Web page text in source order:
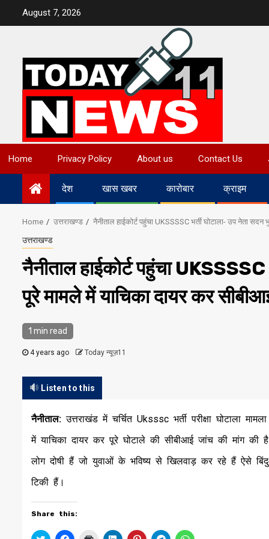
August 7, 2026
Home Privacy Policy About us Contact Us
देश खास खबर कारोबार क्राइम
Home उत्तराखण्ड नैनीताल हाईकोर्ट पहुंचा UKSSSSC भर्ती घोटाला- उप नेता
उत्तराखण्ड
नैनीताल हाईकोर्ट पहुंचा
पूरे मामले में याचिका दायर कर
1 min read
4 years ago Today न्यूज़11
Listen to this
नैनीताल: उत्तराखंड में चर्चित Uksssc भर्ती परीक्षा घोटाला
में याचिका दायर कर पूरे घोटाले की सीबीआई जांच की मांग
लोग दोषी हैं जो युवाओं के भविष्य से खिलवाड़ कर रहे हैं ऐसे
टिकी हैं।
Share this: